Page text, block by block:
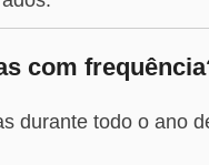
com
durante todo o ano